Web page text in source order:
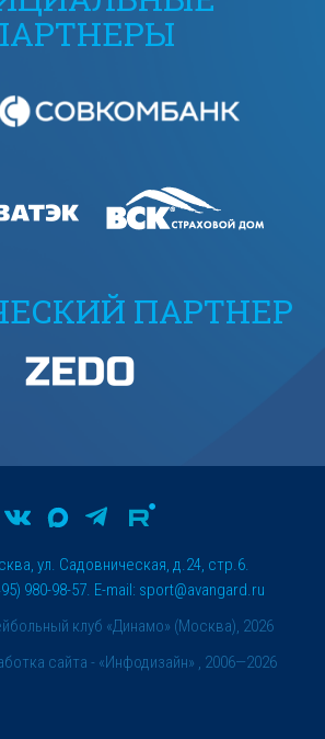
ПАРТНЕР
клуб «Динамо» (Москва), 2026
ул. Садовническая, д.24, стр.6.
980-98-57. E-mail: sport@avangard.ru
сайта - «Инфодизайн» , 2006—2026